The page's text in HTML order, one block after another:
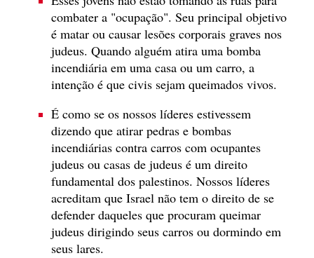
combater a "ocupação". Seu principal objetivo
é matar ou causar lesões corporais graves nos
judeus. Quando alguém atira uma bomba
incendiária em uma casa ou um carro, a
intenção é que civis sejam queimados vivos.
É como se os nossos líderes estivessem
dizendo que atirar pedras e bombas
incendiárias contra carros com ocupantes
judeus ou casas de judeus é um direito
fundamental dos palestinos. Nossos líderes
acreditam que Israel não tem o direito de se
defender daqueles que procuram queimar
judeus dirigindo seus carros ou dormindo em
seus lares.